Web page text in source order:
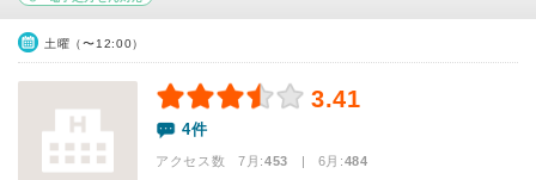
土曜（〜12:00）
3.41
4件
アクセス数 7月:453 | 6月:484